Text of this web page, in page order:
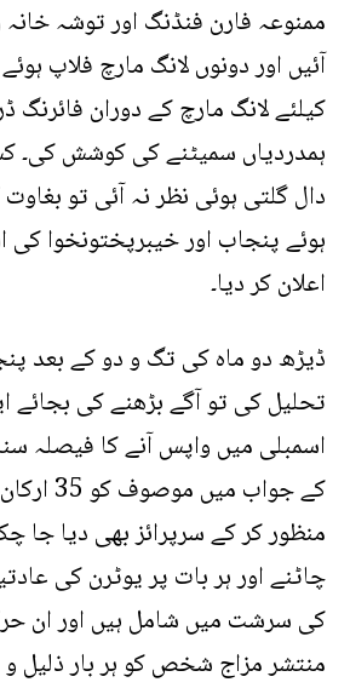
ممنوعہ فارن فنڈنگ اور توشہ
آئیں اور دونوں لانگ مارچ فلاپ
کیلئے لانگ مارچ کے دوران فائرنگ
ہمدردیاں سمیٹنے کی کوشش کی۔
دال گلتی ہوئی نظر نہ آئی تو
ہوئے پنجاب اور خیبرپختونخوا کی
اعلان کر دیا۔
ڈیڑھ دو ماہ کی تگ و دو کے بعد
تحلیل کی تو آگے بڑھنے کی بجائے
اسمبلی میں واپس آنے کا فیصلہ
کے جواب
منظور کر کے سرپرائز بھی دیا جا
چاٹنے اور ہر بات پر یوٹرن کی
کی سرشت میں شامل ہیں اور ان
منتشر مزاج شخص کو ہر بار ذلیل و